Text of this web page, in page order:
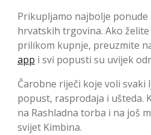
Prikupljamo najbolje ponude
hrvatskih trgovina. Ako
prilikom kupnje, preuzmite
app i svi popusti su uvijek
Čarobne riječi koje voli svaki
popust, rasprodaja i ušteda.
na Rashladna torba i na još
svijet Kimbina.